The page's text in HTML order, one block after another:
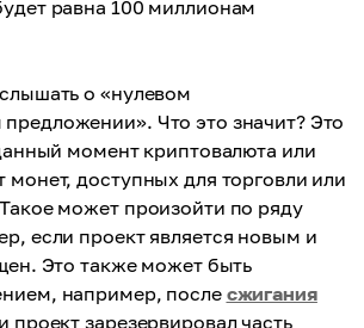
равна 100 миллионам
о «нулевом
Что это значит? Это
момент криптовалюта или
доступных для торговли или
может произойти по ряду
если проект является новым и
Это также может быть
например, после сжигания
проект зарезервировал часть